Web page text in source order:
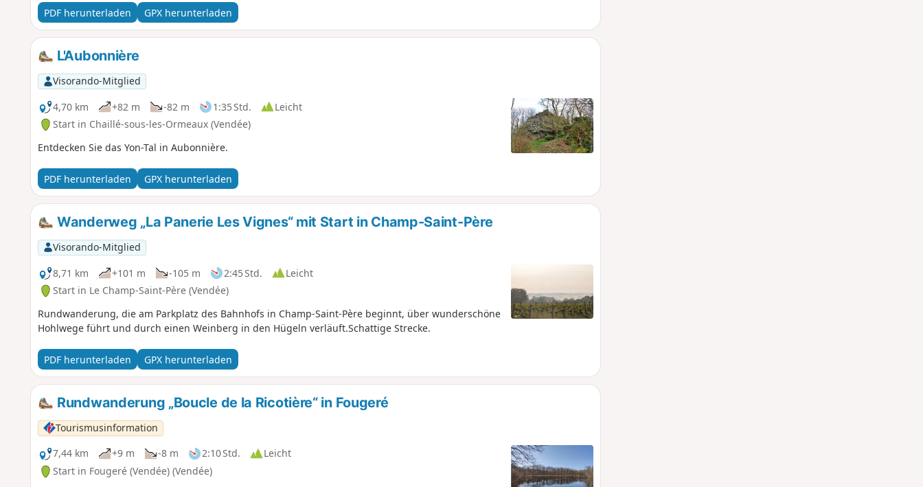
PDF herunterladen GPX herunterladen
L'Aubonnière
Visorando-Mitglied
4,70 km
+82 m -82 m 1:35 Std.
Leicht
Start in Chaillé-sous-les-Ormeaux (Vendée)
Entdecken Sie das Yon-Tal in Aubonnière.
PDF herunterladen GPX herunterladen
Wanderweg „La Panerie Les Vignes“ mit Start in Champ-Saint-Père
Visorando-Mitglied
8,71 km
+101 m -105 m 2:45 Std.
Leicht
Start in Le Champ-Saint-Père (Vendée)
Rundwanderung, die am Parkplatz des Bahnhofs in Champ-Saint-Père beginnt, über wunderschöne
Hohlwege führt und durch einen Weinberg in den Hügeln verläuft.Schattige Strecke.
PDF herunterladen GPX herunterladen
Rundwanderung „Boucle de la Ricotière“ in Fougeré
Tourismusinformation
7,44 km
+9 m -8 m 2:10 Std.
Leicht
Start in Fougeré (Vendée) (Vendée)